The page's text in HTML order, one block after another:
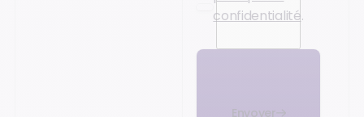
confidentialité.
Envoyer